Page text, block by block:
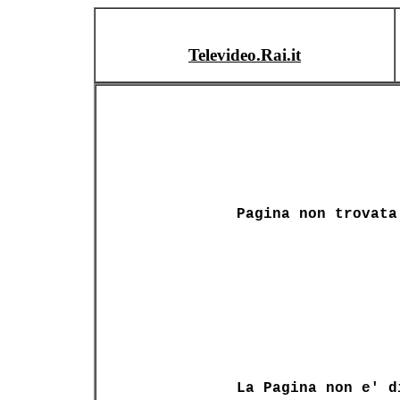
Televideo.Rai.it
Pagina non trovata
La Pagina non e'